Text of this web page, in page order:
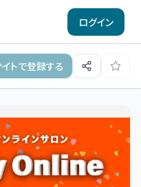
ログイン
トで登録する